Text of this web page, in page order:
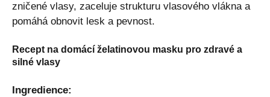
zničené vlasy, zaceluje strukturu vlasového vlákna a
pomáhá obnovit lesk a pevnost.
Recept na domácí želatinovou masku pro zdravé a
silné vlasy
Ingredience: